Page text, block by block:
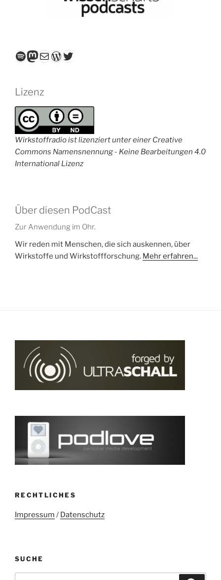
Spotify
Mastodon
E-MailWordPress
Twitter
Lizenz
Wirkstoffradio ist lizenziert unter einer Creative
Commons Namensnennung - Keine Bearbeitungen 4.0
International Lizenz
Über diesen PodCast
Zur Anwendung im Ohr.
Wir reden mit Menschen, die sich auskennen, über
Wirkstoffe und Wirkstoffforschung. Mehr erfahren...
RECHTLICHES
Impressum / Datenschutz
SUCHE